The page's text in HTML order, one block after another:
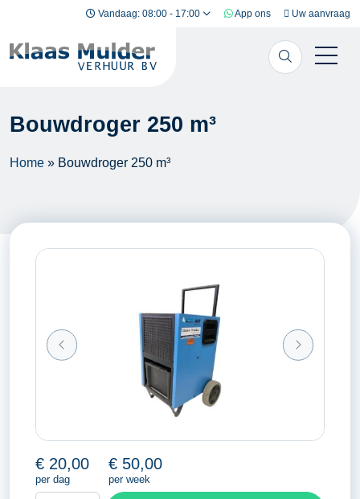
Ga naar inhoud Vandaag: 08:00 - 17:00 App ons Uw aanvraag
Bouwdroger 250 m³
Home » Bouwdroger 250 m³
€ 20,00
per dag
€ 50,00
per week